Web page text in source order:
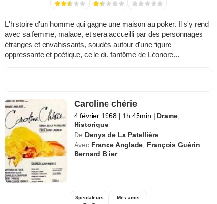
L'histoire d'un homme qui gagne une maison au poker. Il s'y rend
avec sa femme, malade, et sera accueilli par des personnages
étranges et envahissants, soudés autour d'une figure
oppressante et poétique, celle du fantôme de Léonore...
Caroline chérie
4 février 1968 | 1h 45min | Drame
Historique
De Denys de La Patellière
Avec France Anglade François Guérin
Bernard Blier
Spectateurs Mes amis